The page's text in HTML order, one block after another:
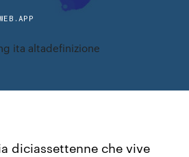
ita altadefinizione
diciassettenne che vive